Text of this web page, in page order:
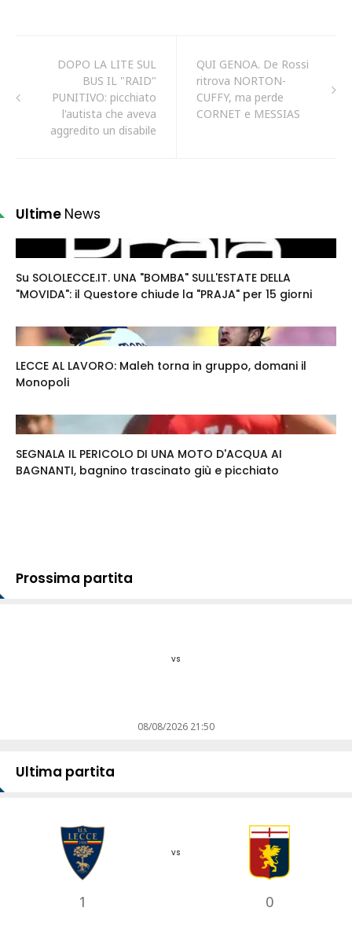
DOPO LA LITE SUL
BUS IL "RAID"
PUNITIVO: picchiato
l'autista che aveva
aggredito un disabile
QUI GENOA. De Rossi
ritrova NORTON-
CUFFY, ma perde
CORNET e MESSIAS
Ultime News
Su SOLOLECCE.IT. UNA "BOMBA" SULL'ESTATE DELLA
"MOVIDA": il Questore chiude la "PRAJA" per 15 giorni
LECCE AL LAVORO: Maleh torna in gruppo, domani il
Monopoli
SEGNALA IL PERICOLO DI UNA MOTO D'ACQUA AI
BAGNANTI, bagnino trascinato giù e picchiato
Prossima partita
vs
08/08/2026 21:50
Ultima partita
1
vs
0